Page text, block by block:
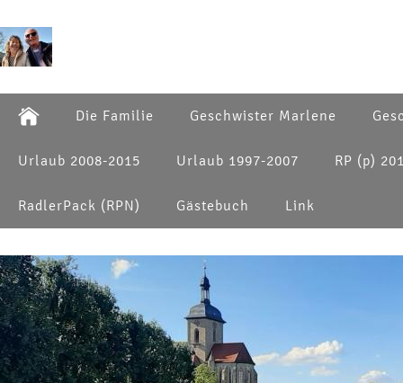
Die Familie Geschwister Marlene
Urlaub 2008-2015 Urlaub 1997-2007 RP (p)
RadlerPack (RPN) Gästebuch Link